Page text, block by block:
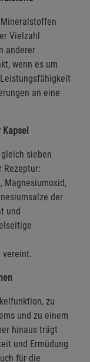
Vielzahl
anderer
wenn es um
an eine
sieben
Rezeptur:
Magnesiumoxid,
der
und
vereint.
zu
und zu einem
hinaus trägt
und Ermüdung
für die